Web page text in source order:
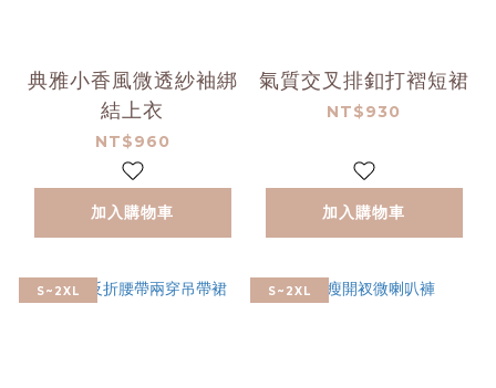
典雅小香風微透紗袖綁
結上衣
NT$960
加入購物車
氣質交叉排釦打褶短裙
NT$930
加入購物車
S~2XL S~2XL